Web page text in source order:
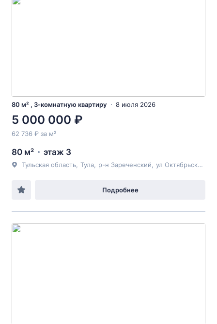
80 м² , 3-комнатную квартиру 8 июля 2026
5 000 000 ₽
62 736 ₽ за м²
80 м² этаж 3
Тульская область Тула р-н Зареченский ул Октябрьская
Подробнее